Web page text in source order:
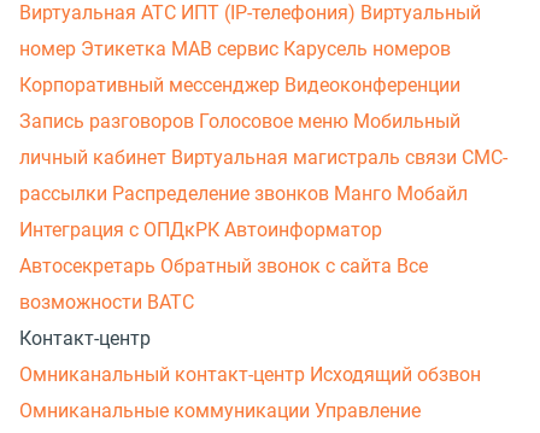
Виртуальная АТС ИПТ (IP-телефония) Виртуальный
номер Этикетка МАВ сервис Карусель номеров
Корпоративный мессенджер Видеоконференции
Запись разговоров Голосовое меню Мобильный
личный кабинет Виртуальная магистраль связи СМС-
рассылки Распределение звонков Манго Мобайл
Интеграция с ОПДкРК Автоинформатор
Автосекретарь Обратный звонок с сайта Все
возможности ВАТС
Контакт-центр
Омниканальный контакт-центр Исходящий обзвон
Омниканальные коммуникации Управление